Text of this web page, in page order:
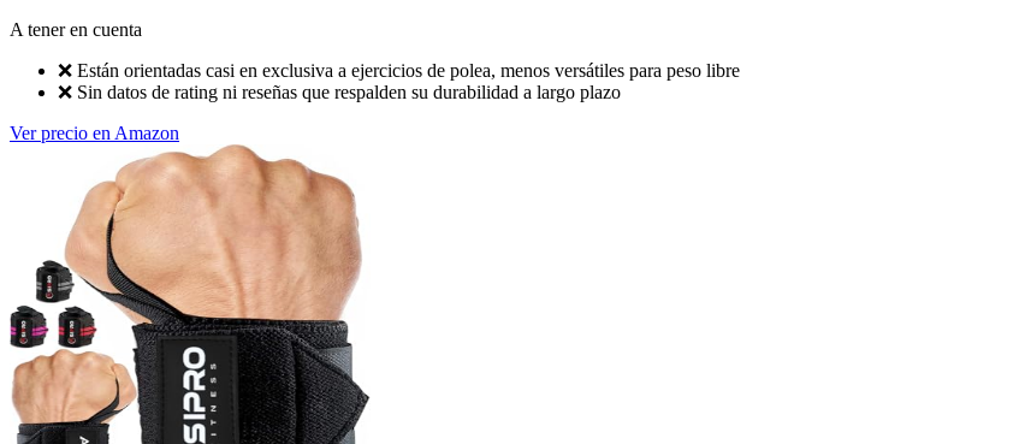
A tener en cuenta
❌ Están orientadas casi en exclusiva a ejercicios de polea, menos versátiles para peso libre
❌ Sin datos de rating ni reseñas que respalden su durabilidad a largo plazo
Ver precio en Amazon